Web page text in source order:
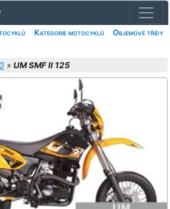
Kategorie motocyklů
Objemové třídy
» UM SMF II 125